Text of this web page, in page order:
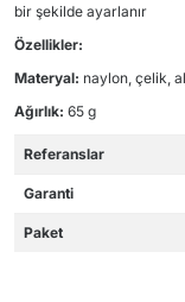
bir şekilde ayarlanır
Özellikler:
Materyal: naylon, çelik,
Ağırlık: 65 g
Referanslar
Garanti
Paket